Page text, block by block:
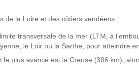
de la Loire et des côtiers vendéens
transversale de la mer (LTM, à
le Loir ou la Sarthe, pour atteindre
le plus avancé est la Creuse (306 km),